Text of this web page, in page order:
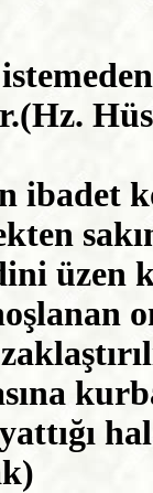
ibadet
üzen